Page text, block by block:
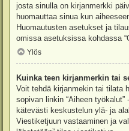
josta sinulla on kirjanmerkki
huomauttaa sinua kun
Huomautusten asetukset ja
omissa asetuksissa kohdassa
Ylös
Kuinka teen kirjanmerkin tai
Voit tehdä kirjanmekin tai tilata
sopivan linkin “Aiheen
kätevästi keskustelun ylä- ja
Viestiketjuun vastaaminen ja